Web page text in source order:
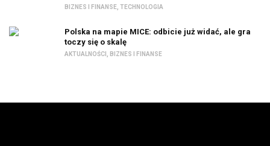
BIZNES I FINANSE TECHNOLOGIA
Polska na mapie MICE: odbicie już widać, ale gra
toczy się o skalę
AKTUALNOŚCI BIZNES I FINANSE